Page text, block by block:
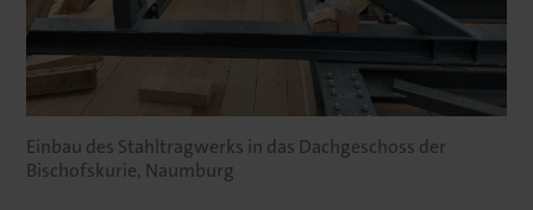
Einbau des Stahltragwerks in das Dachgeschoss der
Bischofskurie, Naumburg